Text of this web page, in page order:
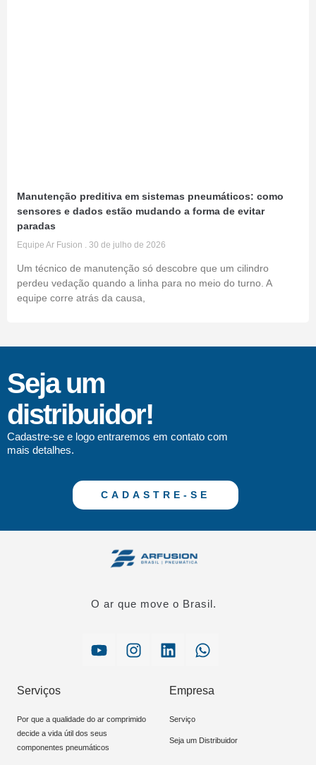
Manutenção preditiva em sistemas pneumáticos: como
sensores e dados estão mudando a forma de evitar
paradas
Equipe Ar Fusion 30 de julho de 2026
Um técnico de manutenção só descobre que um cilindro
perdeu vedação quando a linha para no meio do turno. A
equipe corre atrás da causa,
Seja um
distribuidor!
Cadastre-se e logo entraremos em contato com
mais detalhes.
CADASTRE-SE
O ar que move o Brasil.
Serviços
Por que a qualidade do ar comprimido
decide a vida útil dos seus
componentes pneumáticos
Empresa
Serviço
Seja um Distribuidor